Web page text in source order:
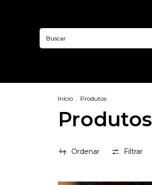
Início . Produtos
Produtos
Ordenar Filtrar